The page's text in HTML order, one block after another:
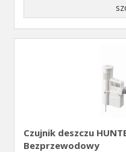
Czujnik deszczu
Bezprzewodowy